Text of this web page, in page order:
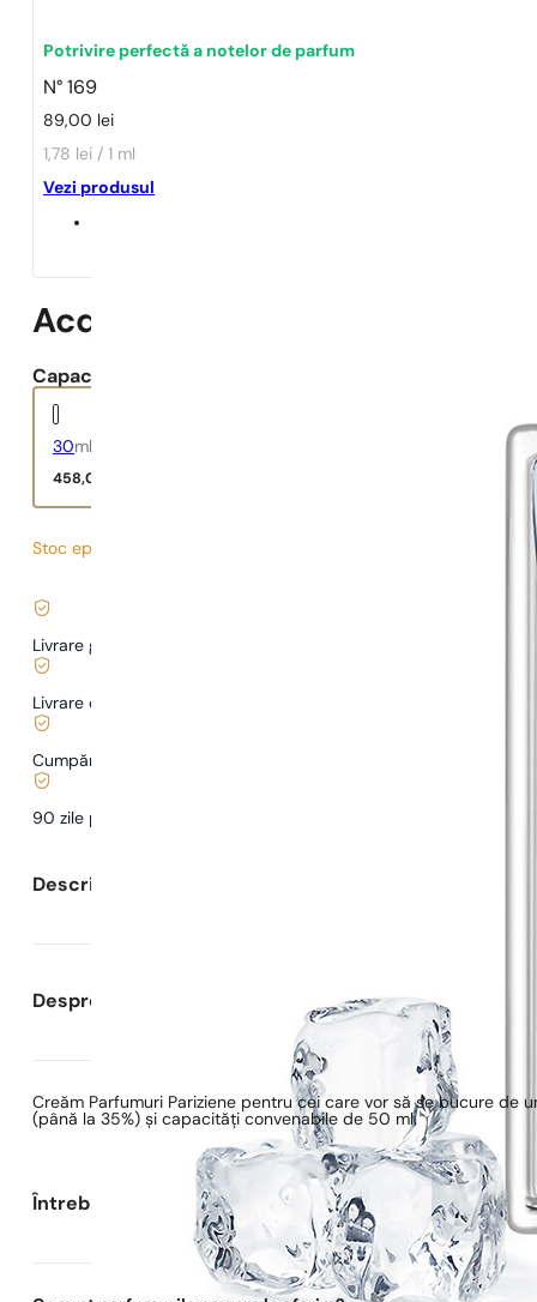
Potrivire perfectă a notelor de parfum
N° 169
89,00 lei
1,78 lei / 1 ml
Vezi produsul
Acqua Di Gio Essenza
Capacitate:
30ml
458,00
Stoc epuizat
Livrare gratuită de la
Livrare de la
Cumpărături și plăți sigure
90 zile pentru a
Descrierea parfumului
Despre Parfumuri Pariziene
Creăm Parfumuri Pariziene pentru cei care vor să se bucure
(până la 35%) și capacități convenabile de 50 ml.
Întrebări frecvente